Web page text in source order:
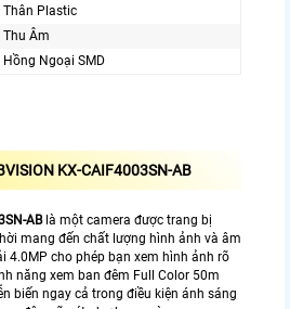
Thân Plastic
Thu Âm
Hồng Ngoại SMD
KX-CAIF4003SN-AB
ABlà một camera được trang bị
mang đến chất lượng hình ảnh và âm
4.0MP cho phép bạn xem hình ảnh rõ
năng xem ban đêm Full Color 50m
biến ngay cả trong điều kiện ánh sáng